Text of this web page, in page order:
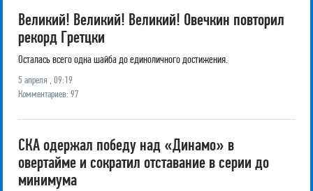
Великий! Великий! Великий! Овечкин повторил
рекорд Гретцки
Осталась всего одна шайба до единоличного достижения.
5 апреля , 09:19
Комментариев: 97
СКА одержал победу над «Динамо» в
овертайме и сократил отставание в серии до
минимума